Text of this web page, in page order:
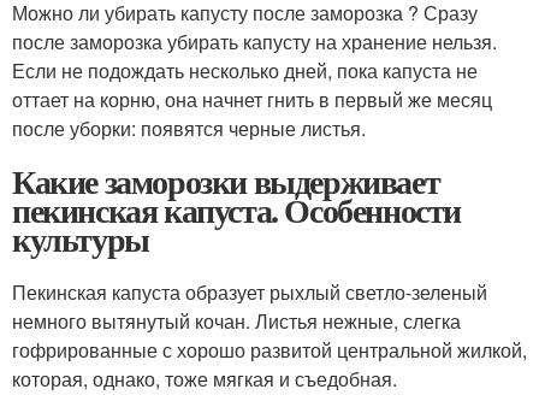
Можно ли убирать капусту после заморозка ? Сразу
после заморозка убирать капусту на хранение нельзя.
Если не подождать несколько дней, пока капуста не
оттает на корню, она начнет гнить в первый же месяц
после уборки: появятся черные листья.
Какие заморозки выдерживает
пекинская капуста. Особенности
культуры
Пекинская капуста образует рыхлый светло-зеленый
немного вытянутый кочан. Листья нежные, слегка
гофрированные с хорошо развитой центральной жилкой,
которая, однако, тоже мягкая и съедобная.